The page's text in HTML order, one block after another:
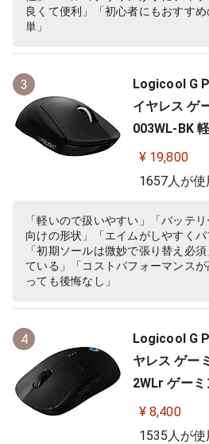
良くて便利」「初心者にもおすす
単」
3
Logicool G
イヤレス ゲ
003WL-BK
ED HERO
Y 無線 充電
¥ 19,800
1657人が使
「軽いので扱いやすい」「バッテ
向けの形状」「エイムがしやすくパ
「初期ソールは微妙で張り替え必
ている」「コストパフォーマンス
っても後悔なし」
4
Logicool G
ヤレス ゲー
2WLr ゲー
ERO 25Kセ
Y 対応 ゲー
¥ 8,400
1535人が使